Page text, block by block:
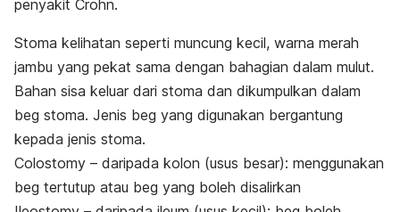
penyakit Crohn.
Stoma kelihatan seperti muncung kecil, warna merah
jambu yang pekat sama dengan bahagian dalam mulut.
Bahan sisa keluar dari stoma dan dikumpulkan dalam
beg stoma. Jenis beg yang digunakan bergantung
kepada jenis stoma.
Colostomy – daripada kolon (usus besar): menggunakan
beg tertutup atau beg yang boleh disalirkan